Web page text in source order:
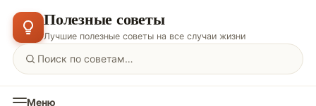
Полезные советы
Лучшие полезные советы на все случаи жизни
Меню